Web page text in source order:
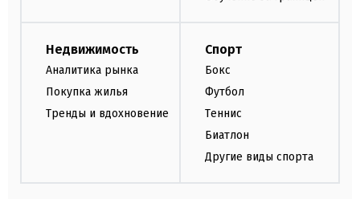
Недвижимость
Аналитика рынка
Покупка жилья
Тренды и вдохновение
Спорт
Бокс
Футбол
Теннис
Биатлон
Другие виды спорта